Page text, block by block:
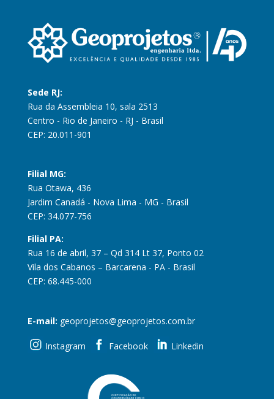
Sede RJ:
Rua da Assembleia 10, sala 2513
Centro - Rio de Janeiro - RJ - Brasil
CEP: 20.011-901
Filial MG:
Rua Otawa, 436
Jardim Canadá - Nova Lima - MG - Brasil
CEP: 34.077-756
Filial PA:
Rua 16 de abril, 37 – Qd 314 Lt 37, Ponto 02
Vila dos Cabanos – Barcarena - PA - Brasil
CEP: 68.445-000
E-mail: geoprojetos@geoprojetos.com.br
Instagram Facebook Linkedin